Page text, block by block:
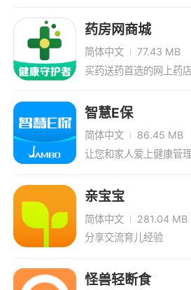
药房网商城
简体中文
77.43 MB
买药送药首选的网上药
智慧E保
简体中文
86.45 MB
让您和家人爱上健康管
亲宝宝
简体中文
281.04 MB
分享交流育儿经验
怪兽轻断食